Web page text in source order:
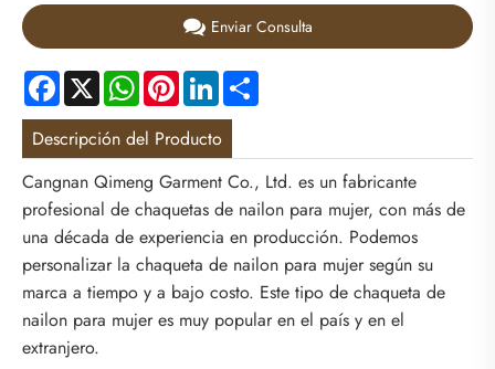
Enviar Consulta
Facebook
X WhatsApp
PinterestLinkedIn
Descripción del Producto
Cangnan Qimeng Garment Co., Ltd. es un fabricante
profesional de chaquetas de nailon para mujer, con más de
una década de experiencia en producción. Podemos
personalizar la chaqueta de nailon para mujer según su
marca a tiempo y a bajo costo. Este tipo de chaqueta de
nailon para mujer es muy popular en el país y en el
extranjero.